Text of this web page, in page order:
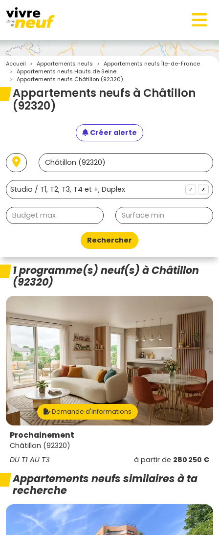
Accueil Appartements neufs
Appartements neufs Île-de-France
Appartements neufs Hauts de Seine
Appartements neufs Châtillon (92320)
Appartements neufs à Châtillon
(92320)
Créer alerte
✓ ✗
Rechercher
1 programme(s) neuf(s) à Châtillon
(92320)
Demande d'informations
Prochainement
Châtillon (92320)
DU T1 AU T3
à partir de 280 250 €
Appartements neufs similaires à ta
recherche